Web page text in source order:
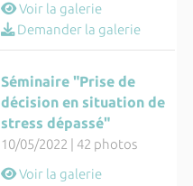
Voir la galerie
Demander la galerie
Séminaire "Prise de
décision en situation de
stress dépassé"
10/05/2022 | 42 photos
Voir la galerie